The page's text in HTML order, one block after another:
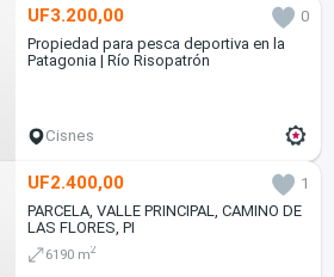
UF3.200,00
0
Propiedad para pesca deportiva en la
Patagonia | Río Risopatrón
Cisnes
UF2.400,00
1
PARCELA, VALLE PRINCIPAL, CAMINO DE
LAS FLORES, PI
6190 m2